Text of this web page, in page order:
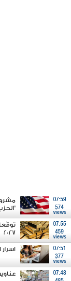
07:59
574
views
07:55
459
views
2027
07:51
377
views
اسرار
07:48
عناوين